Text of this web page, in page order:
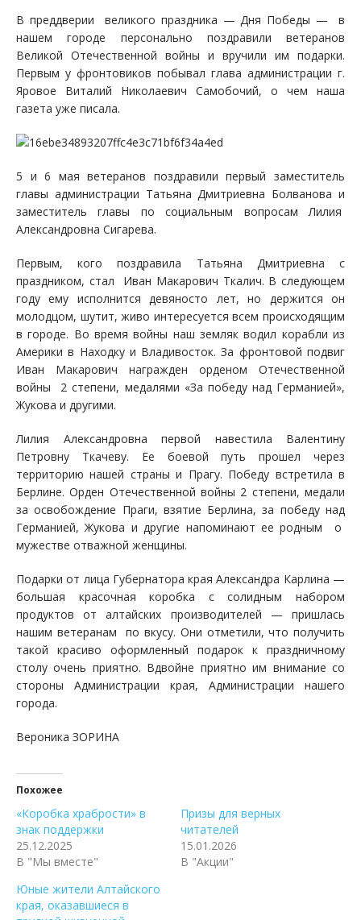
В преддверии великого праздника — Дня Победы — в
нашем городе персонально поздравили ветеранов
Великой Отечественной войны и вручили им подарки.
Первым у фронтовиков побывал глава администрации г.
Яровое Виталий Николаевич Самобочий, о чем наша
газета уже писала.
5 и 6 мая ветеранов поздравили первый заместитель
главы администрации Татьяна Дмитриевна Болванова и
заместитель главы по социальным вопросам Лилия
Александровна Сигарева.
Первым, кого поздравила Татьяна Дмитриевна с
праздником, стал Иван Макарович Ткалич. В следующем
году ему исполнится девяносто лет, но держится он
молодцом, шутит, живо интересуется всем происходящим
в городе. Во время войны наш земляк водил корабли из
Америки в Находку и Владивосток. За фронтовой подвиг
Иван Макарович награжден орденом Отечественной
войны 2 степени, медалями «За победу над Германией»,
Жукова и другими.
Лилия Александровна первой навестила Валентину
Петровну Ткачеву. Ее боевой путь прошел через
территорию нашей страны и Прагу. Победу встретила в
Берлине. Орден Отечественной войны 2 степени, медали
за освобождение Праги, взятие Берлина, за победу над
Германией, Жукова и другие напоминают ее родным о
мужестве отважной женщины.
Подарки от лица Губернатора края Александра Карлина —
большая красочная коробка с солидным набором
продуктов от алтайских производителей — пришлась
нашим ветеранам по вкусу. Они отметили, что получить
такой красиво оформленный подарок к праздничному
столу очень приятно. Вдвойне приятно им внимание со
стороны Администрации края, Администрации нашего
города.
Вероника ЗОРИНА
Похожее
«Коробка храбрости» в
знак поддержки
25.12.2025
В "Мы вместе"
Призы для верных
читателей
15.01.2026
В "Акции"
Юные жители Алтайского
края, оказавшиеся в